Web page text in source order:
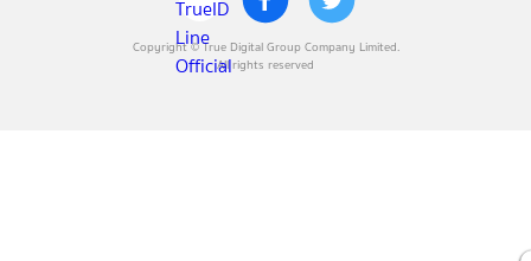
Copyright © True Digital Group Company Limited.
All rights reserved